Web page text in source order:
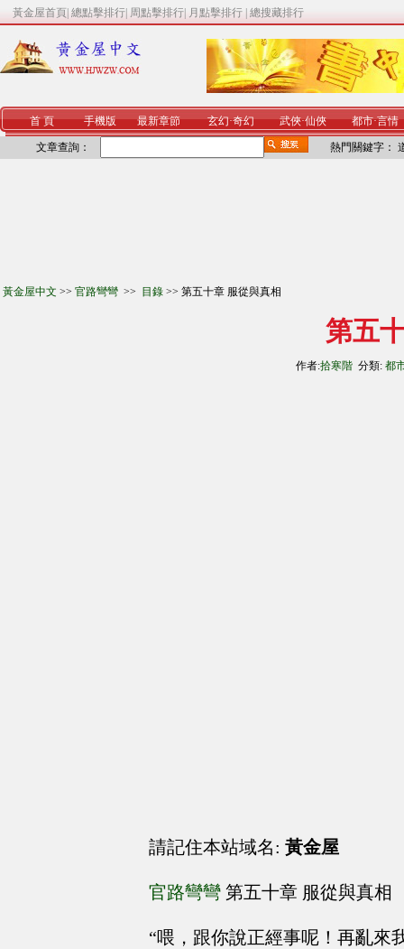
黃金屋首頁 總點擊排行 周點擊排行 月點擊排行 總搜藏排行
首 頁 手機版 最新章節 玄幻·奇幻 武俠·仙俠 都市·言情
文章查詢： 熱門關鍵字：
黃金屋中文 >> 官路彎彎 >> 目錄 >> 第五十章 服從與真相
第五
作者:拾寒階 分類: 都
請記住本站域名: 黃金屋
官路彎彎 第五十章 服從與真相
“喂，跟你說正經事呢！再亂來